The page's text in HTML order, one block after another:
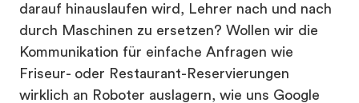
darauf hinauslaufen wird, Lehrer nach und nach
durch Maschinen zu ersetzen? Wollen wir die
Kommunikation für einfache Anfragen wie
Friseur- oder Restaurant-Reservierungen
wirklich an Roboter auslagern, wie uns Google